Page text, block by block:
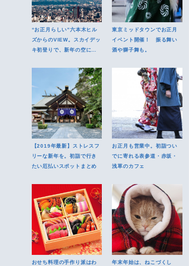
“お正月らしい”六本木ヒル
ズからのVIEW。スカイデッ
キ初登りで、新年の空に願
東京ミッドタウンでお正月
イベント開催！ 振る舞い
酒や獅子舞も。
【2019年最新】ストレスフ
リーな新年を。初詣で行き
たい厄払いスポットまとめ
お正月も営業中。初詣つい
でに寄れる表参道・赤坂・
浅草のカフェ
おせち料理の手作り派はわ
年末年始は、ねこづくし